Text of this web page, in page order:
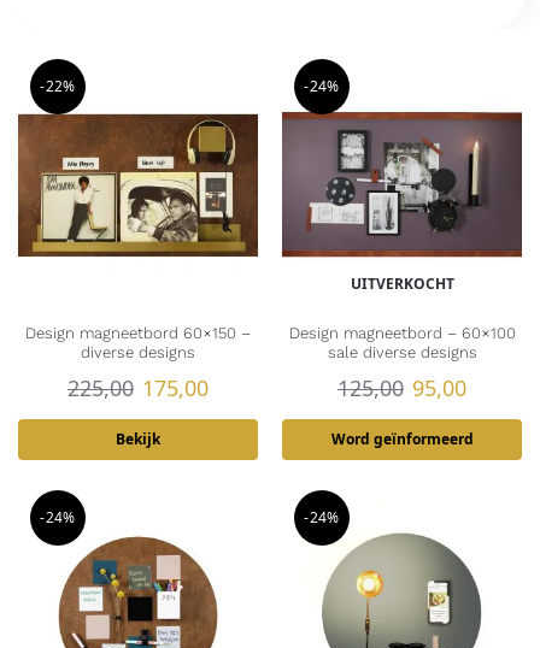
-22%
Design magneetbord 60×150 –
diverse designs
225,00 175,00
Bekijk
-24%
UITVERKOCHT
Design magneetbord – 60×100
sale diverse designs
125,00 95,00
Word geïnformeerd
-24% -24%